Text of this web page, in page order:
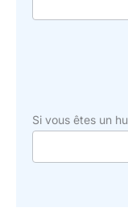
Si vous êtes un